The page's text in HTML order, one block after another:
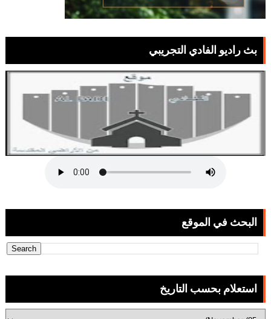
بث راديو الفادي التجريبي
البحث في الموقع
استعلام بحسب التاريخ